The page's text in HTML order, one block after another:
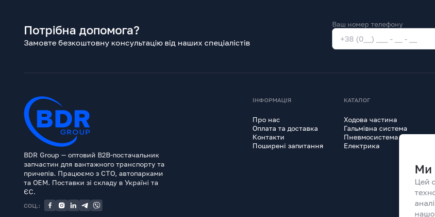
Потрібна допомога?
Замовте безкоштовну консультацію від наших спеціалістів
Ваш номер телефону
BDR Group — оптовий B2B-постачальник
запчастин для вантажного транспорту та
причепів. Працюємо з СТО, автопарками
та OEM. Поставки зі складу в Україні та
ЄС.
СОЦ.:
ІНФОРМАЦІЯ
Про нас
Оплата та доставка
Контакти
Поширені запитання
КАТАЛОГ
Ходова частина
Гальмівна система
Пневмосистема
Електрика
Ми
Цей